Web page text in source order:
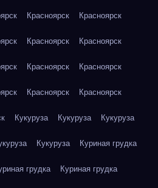
Красноярск Красноярск
Красноярск Красноярск
Красноярск Красноярск
Красноярск Красноярск
Кукуруза Кукуруза Кукуруза
Кукуруза Куриная грудка
грудка Куриная грудка